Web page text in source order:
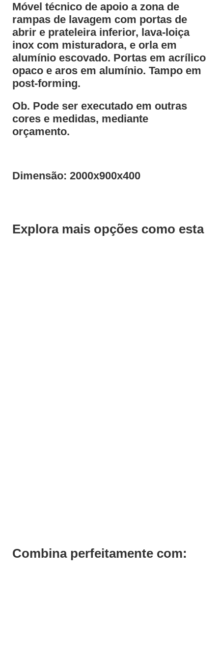
Móvel técnico de apoio a zona de
rampas de lavagem com portas de
abrir e prateleira inferior, lava-loiça
inox com misturadora, e orla em
alumínio escovado. Portas em acrílico
opaco e aros em alumínio. Tampo em
post-forming.
Ob. Pode ser executado em outras
cores e medidas, mediante
orçamento.
Dimensão: 2000x900x400
Explora mais opções como esta
Combina perfeitamente com: